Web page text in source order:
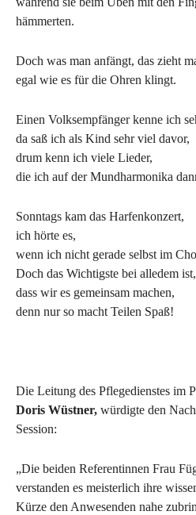
hämmerten.
Doch was man anfängt, das zieht
egal wie es für die Ohren klingt.
Einen Volksempfänger kenne ich
da saß ich als Kind sehr viel davor,
drum kenn ich viele Lieder,
die ich auf der Mundharmonika
Sonntags kam das Harfenkonzert,
ich hörte es,
wenn ich nicht gerade selbst im
Doch das Wichtigste bei alledem ist,
dass wir es gemeinsam machen,
denn nur so macht Teilen Spaß!
Die Leitung des Pflegedienstes im
Doris Wüstner, würdigte den
Session:
„Die beiden Referentinnen Frau
verstanden es meisterlich ihre
Kürze den Anwesenden nahe